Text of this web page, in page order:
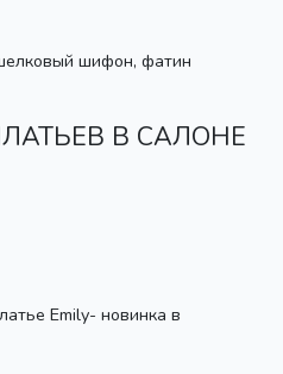
шифон, фатин
В САЛОНЕ
Emily- новинка в